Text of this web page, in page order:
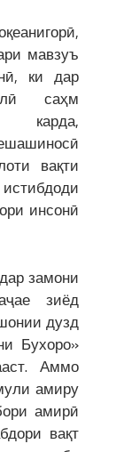
мавзуъ
ки дар
саҳм
карда,
вақти
инсонӣ
замони
зиёд
дузд
Бухоро»
Аммо
амиру
амирӣ
вақт